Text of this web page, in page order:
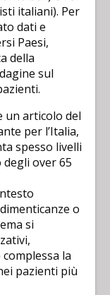
italiani). Per
dati e
Paesi,
della
sul
un articolo del
per l’Italia,
spesso livelli
over 65
o
si
la
pazienti più